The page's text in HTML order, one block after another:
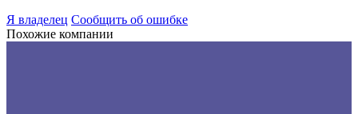
Я владелец Сообщить об ошибке
Похожие компании